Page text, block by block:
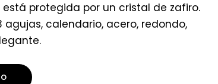
protegida por un cristal de zafiro.
calendario, acero, redondo,